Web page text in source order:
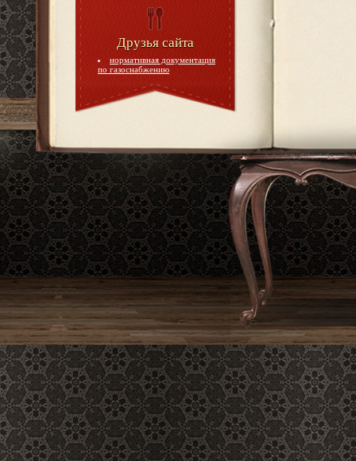
Друзья сайта
нормативная документация
по газоснабжению